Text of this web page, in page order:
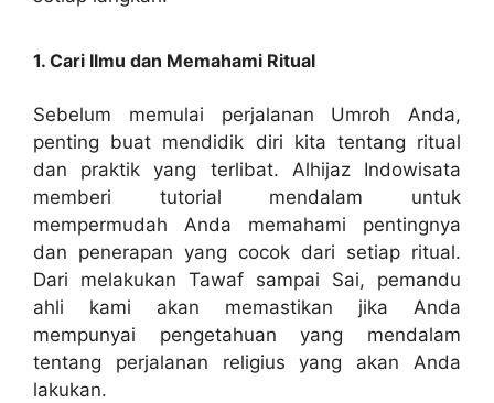
1. Cari Ilmu dan Memahami Ritual
Sebelum memulai perjalanan Umroh Anda,
penting buat mendidik diri kita tentang ritual
dan praktik yang terlibat. Alhijaz Indowisata
memberi tutorial mendalam untuk
mempermudah Anda memahami pentingnya
dan penerapan yang cocok dari setiap ritual.
Dari melakukan Tawaf sampai Sai, pemandu
ahli kami akan memastikan jika Anda
mempunyai pengetahuan yang mendalam
tentang perjalanan religius yang akan Anda
lakukan.